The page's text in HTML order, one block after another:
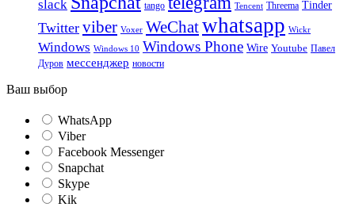
slack tango Tencent Threema Tinder
Twitter viber Voxer WeChatwhatsapp Wickr
Windows Windows 10 Windows Phone Wire Youtube Павел
Дуров мессенджер новости
Ваш выбор
WhatsApp
Viber
Facebook Messenger
Snapchat
Skype
Kik